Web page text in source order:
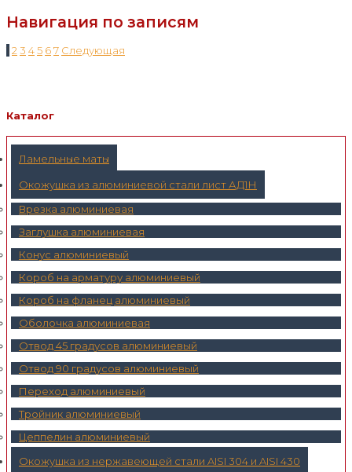
Навигация по записям
2 3 45 67 Следующая
Каталог
Ламельные маты
Окожушка из алюминиевой стали лист АД1Н
Врезка алюминиевая
Заглушка алюминиевая
Конус алюминиевый
Короб на арматуру алюминиевый
Короб на фланец алюминиевый
Оболочка алюминиевая
Отвод 45 градусов алюминиевый
Отвод 90 градусов алюминиевый
Переход алюминиевый
Тройник алюминиевый
Цеппелин алюминиевый
Окожушка из нержавеющей стали AISI 304 и AISI 430